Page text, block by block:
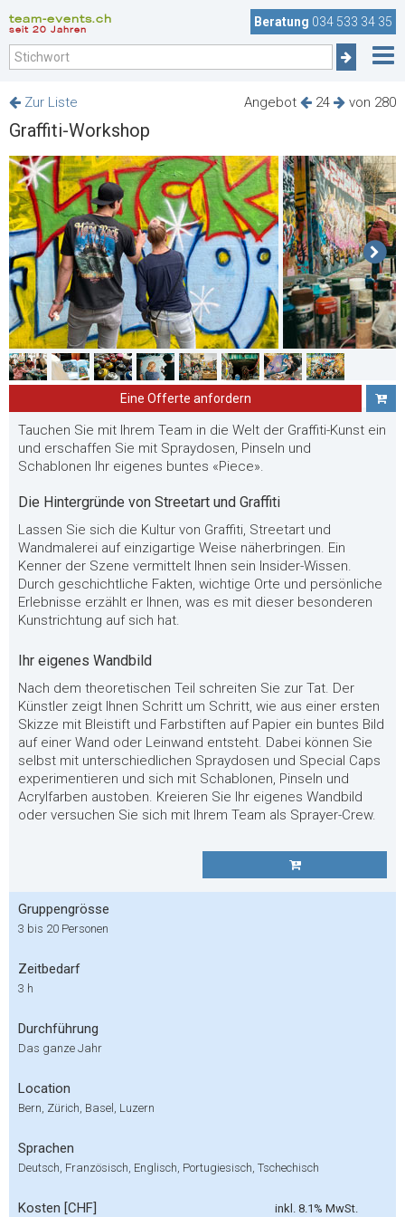
team-events.ch
seit 20 Jahren
Beratung 034 533 34 35
Angebot 24 von 280
Zur Liste
Graffiti-Workshop
Eine Offerte anfordern
Tauchen Sie mit Ihrem Team in die Welt der Graffiti-Kunst ein
und erschaffen Sie mit Spraydosen, Pinseln und
Schablonen Ihr eigenes buntes «Piece».
Die Hintergründe von Streetart und Graffiti
Lassen Sie sich die Kultur von Graffiti, Streetart und
Wandmalerei auf einzigartige Weise näherbringen. Ein
Kenner der Szene vermittelt Ihnen sein Insider-Wissen.
Durch geschichtliche Fakten, wichtige Orte und persönliche
Erlebnisse erzählt er Ihnen, was es mit dieser besonderen
Kunstrichtung auf sich hat.
Ihr eigenes Wandbild
Nach dem theoretischen Teil schreiten Sie zur Tat. Der
Künstler zeigt Ihnen Schritt um Schritt, wie aus einer ersten
Skizze mit Bleistift und Farbstiften auf Papier ein buntes Bild
auf einer Wand oder Leinwand entsteht. Dabei können Sie
selbst mit unterschiedlichen Spraydosen und Special Caps
experimentieren und sich mit Schablonen, Pinseln und
Acrylfarben austoben. Kreieren Sie Ihr eigenes Wandbild
oder versuchen Sie sich mit Ihrem Team als Sprayer-Crew.
Gruppengrösse
3 bis 20 Personen
Zeitbedarf
3 h
Durchführung
Das ganze Jahr
Location
Bern, Zürich, Basel, Luzern
Sprachen
Deutsch, Französisch, Englisch, Portugiesisch, Tschechisch
Kosten [CHF]
inkl. 8.1% MwSt.